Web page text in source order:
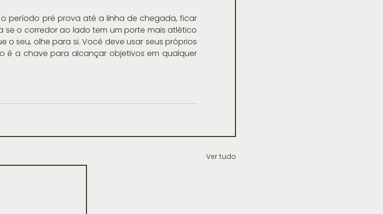
período pré prova até a linha de chegada, ficar
o corredor ao lado tem um porte mais atlético
o seu, olhe para si. Você deve usar seus próprios
é a chave para alcançar objetivos em qualquer
Ver tudo